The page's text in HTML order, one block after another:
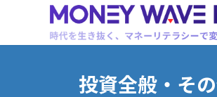
ン
ー
投資全般・そ